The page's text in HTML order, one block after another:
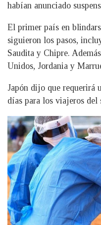
habían anunciado
El primer país en
siguieron los pasos,
Saudita y Chipre.
Unidos, Jordania y
Japón dijo que requerirá
días para los viajeros del